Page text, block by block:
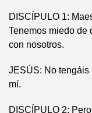
DISCÍPULO 1:
Tenemos miedo
con nosotros.
JESÚS: No tengáis
mí.
DISCÍPULO 2: